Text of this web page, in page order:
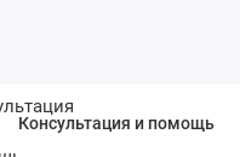
Консультация и помощь